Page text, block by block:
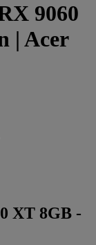
9060
| Acer
XT 8GB -